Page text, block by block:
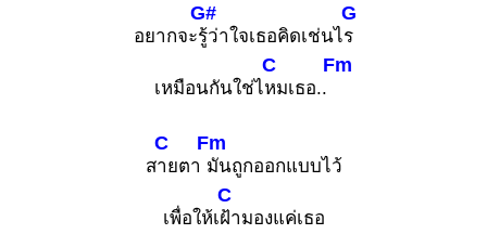
อยากจะ
G#
รู้ว่าใจเธอคิดเช่นไ
G
ร
เหมือนกันใช่ไ
C
หมเธอ..
Fm
ส
C
ายตา
Fm
มันถูกออกแบบไว้
เพื่อให้เ
C
ฝ้ามองแค่เธอ